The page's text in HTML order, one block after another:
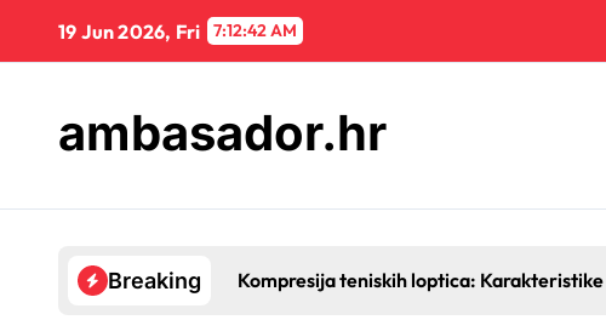
content
19 Jun 2026, Fri 7:12:43 AM
ambasador.hr
Breaking Kompresija teniskih loptica: